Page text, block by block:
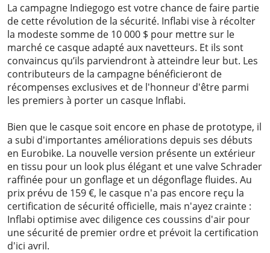
La campagne Indiegogo est votre chance de faire partie
de cette révolution de la sécurité. Inflabi vise à récolter
la modeste somme de 10 000 $ pour mettre sur le
marché ce casque adapté aux navetteurs. Et ils sont
convaincus qu’ils parviendront à atteindre leur but. Les
contributeurs de la campagne bénéficieront de
récompenses exclusives et de l'honneur d'être parmi
les premiers à porter un casque Inflabi.
Bien que le casque soit encore en phase de prototype, il
a subi d'importantes améliorations depuis ses débuts
en Eurobike. La nouvelle version présente un extérieur
en tissu pour un look plus élégant et une valve Schrader
raffinée pour un gonflage et un dégonflage fluides. Au
prix prévu de 159 €, le casque n'a pas encore reçu la
certification de sécurité officielle, mais n'ayez crainte :
Inflabi optimise avec diligence ces coussins d'air pour
une sécurité de premier ordre et prévoit la certification
d'ici avril.